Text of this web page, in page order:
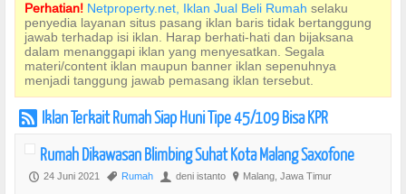
Perhatian! Netproperty.net, Iklan Jual Beli Rumah selaku
penyedia layanan situs pasang iklan baris tidak bertanggung
jawab terhadap isi iklan. Harap berhati-hati dan bijaksana
dalam menanggapi iklan yang menyesatkan. Segala
materi/content iklan maupun banner iklan sepenuhnya
menjadi tanggung jawab pemasang iklan tersebut.
r Iklan Terkait Rumah Siap Huni Tipe 45/109 Bisa KPR
Rumah Dikawasan Blimbing Suhat Kota Malang Saxofone
P 24 Juni 2021 , Rumah U deni istanto ? Malang, Jawa Timur